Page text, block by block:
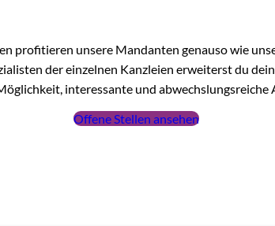
profitieren unsere Mandanten genauso wie
der einzelnen Kanzleien erweiterst du
interessante und abwechslungsreiche
Offene Stellen ansehen